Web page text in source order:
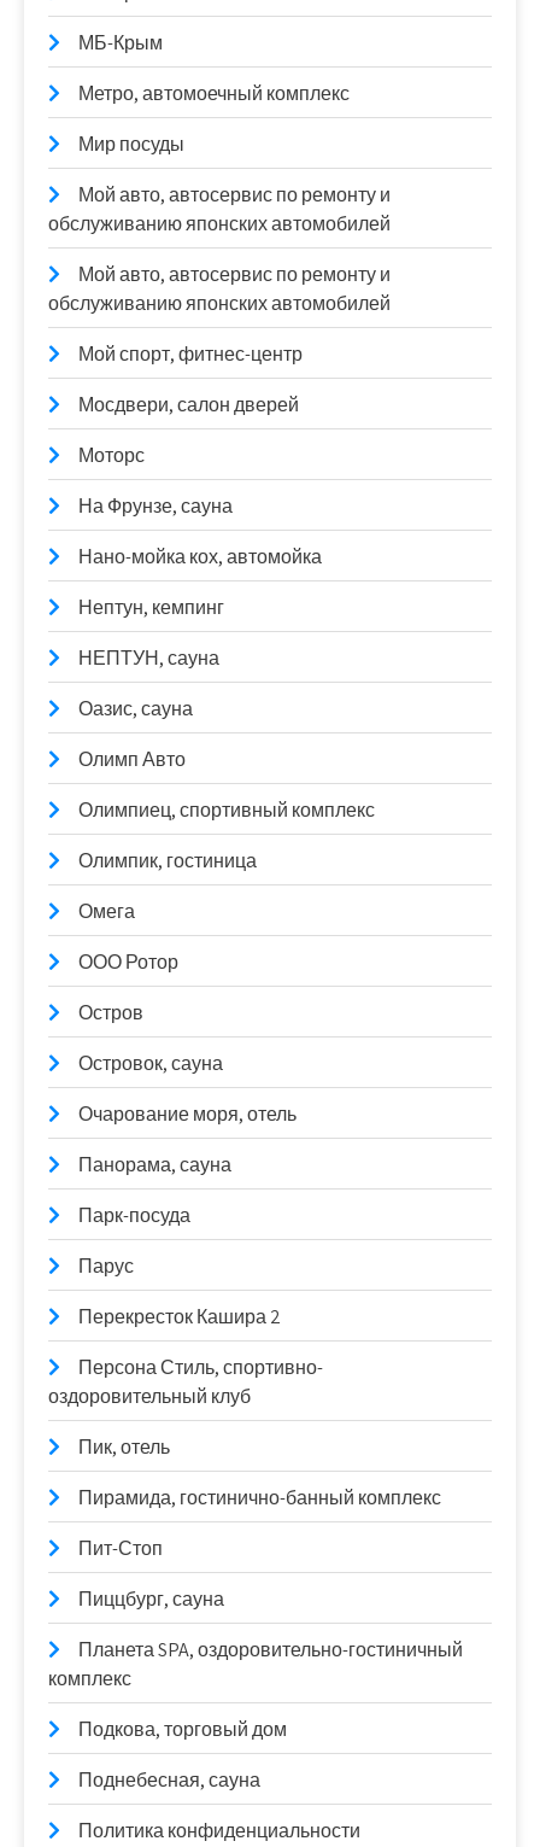
МБ-Крым
Метро, автомоечный комплекс
Мир посуды
Мой авто, автосервис по ремонту и
обслуживанию японских автомобилей
Мой авто, автосервис по ремонту и
обслуживанию японских автомобилей
Мой спорт, фитнес-центр
Мосдвери, салон дверей
Моторс
На Фрунзе, сауна
Нано-мойка кох, автомойка
Нептун, кемпинг
НЕПТУН, сауна
Оазис, сауна
Олимп Авто
Олимпиец, спортивный комплекс
Олимпик, гостиница
Омега
ООО Ротор
Остров
Островок, сауна
Очарование моря, отель
Панорама, сауна
Парк-посуда
Парус
Перекресток Кашира 2
Персона Стиль, спортивно-
оздоровительный клуб
Пик, отель
Пирамида, гостинично-банный комплекс
Пит-Стоп
Пиццбург, сауна
Планета SPA, оздоровительно-гостиничный
комплекс
Подкова, торговый дом
Поднебесная, сауна
Политика конфиденциальности